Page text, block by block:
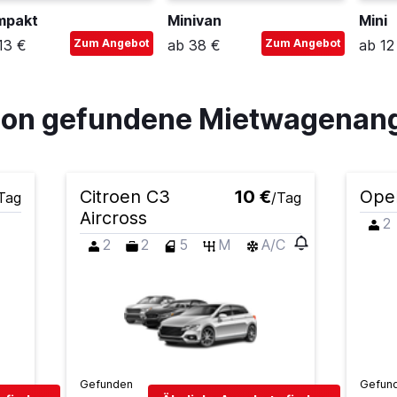
€
Zum Angebot
Minivan
ab 38 €
Zum Angebot
Mini
ab
gefundene
Citroen C3
Aircross
10 €/Tag
2 2 5 M A/C
Gefunden
2